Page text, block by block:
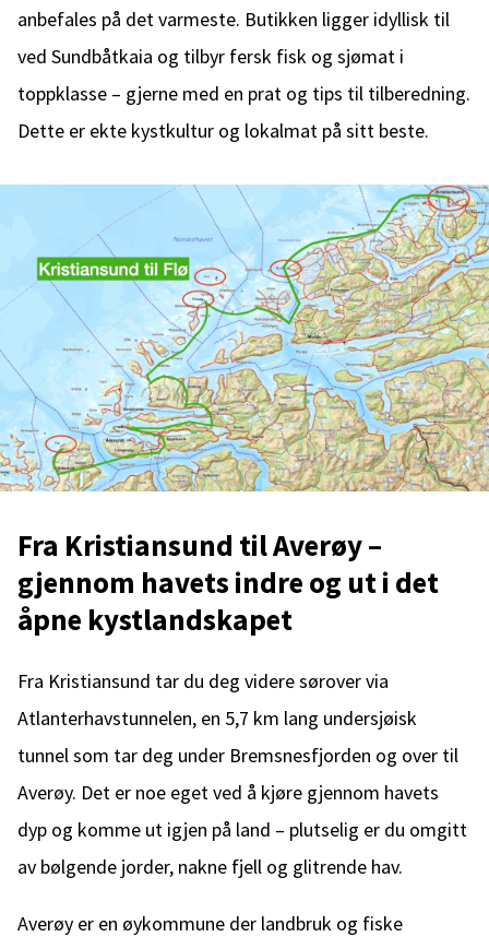
anbefales på det varmeste. Butikken ligger idyllisk til
ved Sundbåtkaia og tilbyr fersk fisk og sjømat i
toppklasse – gjerne med en prat og tips til tilberedning.
Dette er ekte kystkultur og lokalmat på sitt beste.
Fra Kristiansund til Averøy –
gjennom havets indre og ut i det
åpne kystlandskapet
Fra Kristiansund tar du deg videre sørover via
Atlanterhavstunnelen, en 5,7 km lang undersjøisk
tunnel som tar deg under Bremsnesfjorden og over til
Averøy. Det er noe eget ved å kjøre gjennom havets
dyp og komme ut igjen på land – plutselig er du omgitt
av bølgende jorder, nakne fjell og glitrende hav.
Averøy er en øykommune der landbruk og fiske